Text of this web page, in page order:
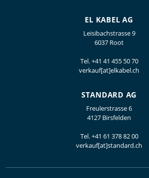
EL KABEL AG
Leisibachstrasse 9
6037 Root
Tel.+41 41 455 50 70
verkauf[at]elkabel.ch
STANDARD AG
Freulerstrasse 6
4127 Birsfelden
Tel.+41 61 378 82 00
verkauf[at]standard.ch